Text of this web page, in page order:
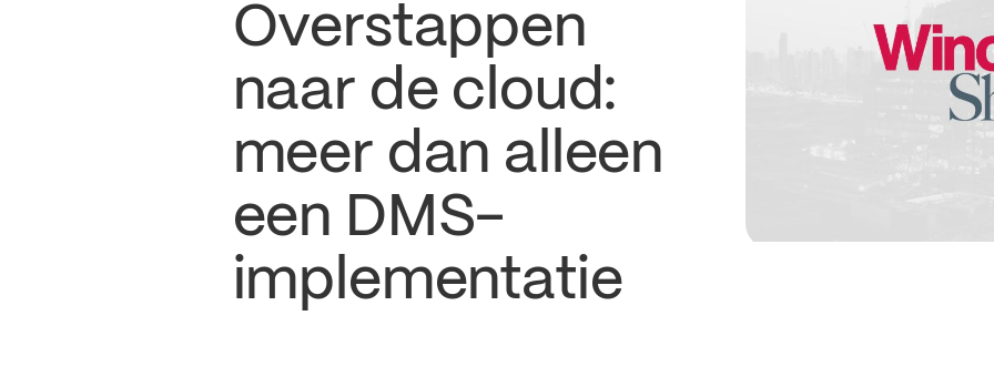
Overstappen
naar de cloud:
meer dan alleen
een DMS-
implementatie